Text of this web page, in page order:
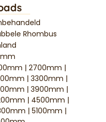
Rhombus
| 2700mm |
| 3300mm |
| 3900mm |
| 4500mm |
| 5100mm |